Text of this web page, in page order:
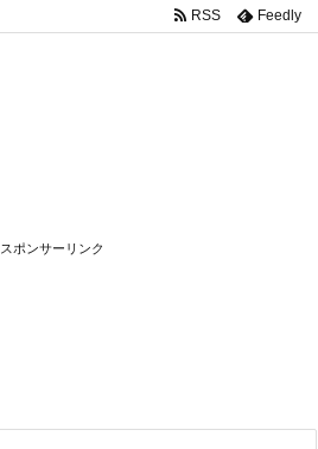
RSS Feedly
スポンサーリンク